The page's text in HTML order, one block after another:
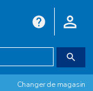
Changer de magasin